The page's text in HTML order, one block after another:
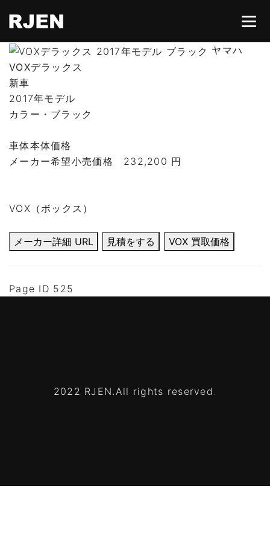
ヤマハ
VOXデラックス
新車
2017年モデル
カラー・ブラック
車体本体価格
メーカー希望小売価格 232,200 円
VOX（ボックス）
メーカー詳細 URL 見積をする VOX 買取価格
Page ID 525
2022 RJEN.All rights reserved.